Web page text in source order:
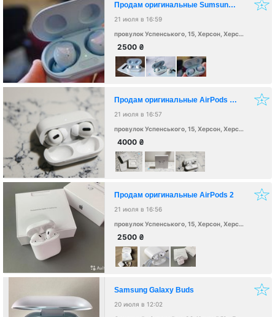
Продам оригинальные Sumsung Buds
21 июля в 16:59
провулок Успенського, 15, Херсон, Херсонська область, Украина, 73027
2500 ₴
Продам оригинальные AirPods Pro
21 июля в 16:57
провулок Успенського, 15, Херсон, Херсонська область, Украина, 73027
4000 ₴
Продам оригинальные AirPods 2
21 июля в 16:56
провулок Успенського, 15, Херсон, Херсонська область, Украина, 73027
2500 ₴
Samsung Galaxy Buds
20 июля в 12:02